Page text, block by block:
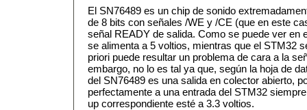
El SN76489 es un chip de sonido
de 8 bits con señales /WE y /CE (que en este
señal READY de salida. Como se puede ver en
se alimenta a 5 voltios, mientras que el STM32
priori puede resultar un problema de cara a la
embargo, no lo es tal ya que, según la hoja de
del SN76489 es una salida en colector abierto,
perfectamente a una entrada del STM32
up correspondiente esté a 3.3 voltios.